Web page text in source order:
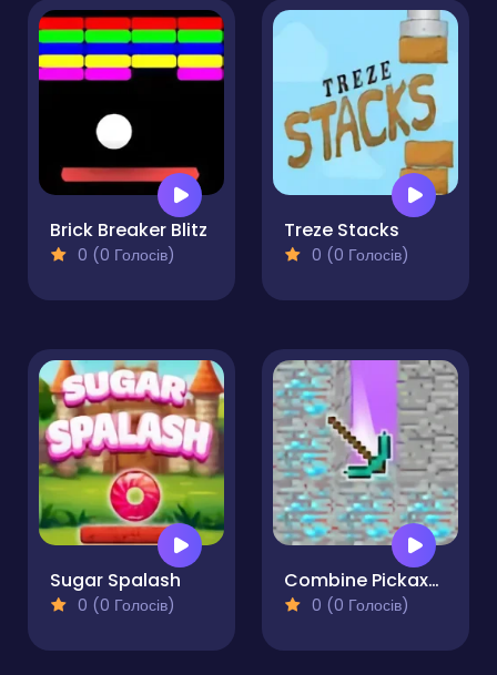
Brick Breaker Blitz
0 (0 Голосів)
Treze Stacks
0 (0 Голосів)
Sugar Spalash
0 (0 Голосів)
Combine Pickaxes
0 (0 Голосів)